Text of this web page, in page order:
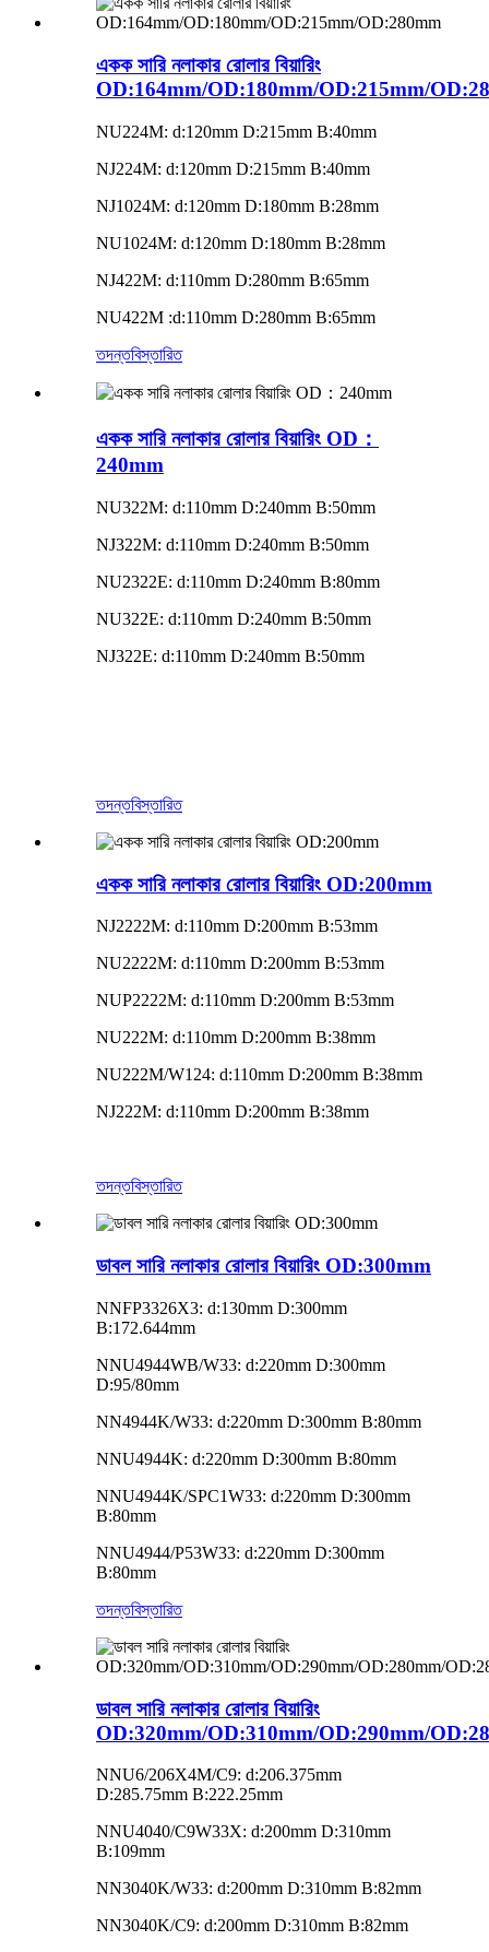
একক সারি নলাকার রোলার বিয়ারিং
OD:164mm/OD:180mm/OD:215mm/
NU224M: d:120mm D:215mm B:40mm
NJ224M: d:120mm D:215mm B:40mm
NJ1024M: d:120mm D:180mm B:28mm
NU1024M: d:120mm D:180mm B:28mm
NJ422M: d:110mm D:280mm B:65mm
NU422M :d:110mm D:280mm B:65mm
তদন্তবিস্তারিত
একক সারি নলাকার রোলার বিয়ারিং OD：
240mm
NU322M: d:110mm D:240mm B:50mm
NJ322M: d:110mm D:240mm B:50mm
NU2322E: d:110mm D:240mm B:80mm
NU322E: d:110mm D:240mm B:50mm
NJ322E: d:110mm D:240mm B:50mm
তদন্তবিস্তারিত
একক সারি নলাকার রোলার বিয়ারিং OD:200mm
NJ2222M: d:110mm D:200mm B:53mm
NU2222M: d:110mm D:200mm B:53mm
NUP2222M: d:110mm D:200mm B:53mm
NU222M: d:110mm D:200mm B:38mm
NU222M/W124: d:110mm D:200mm B:38mm
NJ222M: d:110mm D:200mm B:38mm
তদন্তবিস্তারিত
ডাবল সারি নলাকার রোলার বিয়ারিং OD:300mm
NNFP3326X3: d:130mm D:300mm
B:172.644mm
NNU4944WB/W33: d:220mm D:300mm
D:95/80mm
NN4944K/W33: d:220mm D:300mm B:80mm
NNU4944K: d:220mm D:300mm B:80mm
NNU4944K/SPC1W33: d:220mm D:300mm
B:80mm
NNU4944/P53W33: d:220mm D:300mm
B:80mm
তদন্তবিস্তারিত
ডাবল সারি নলাকার রোলার বিয়ারিং
OD:320mm/OD:310mm/OD:290mm/
NNU6/206X4M/C9: d:206.375mm
D:285.75mm B:222.25mm
NNU4040/C9W33X: d:200mm D:310mm
B:109mm
NN3040K/W33: d:200mm D:310mm B:82mm
NN3040K/C9: d:200mm D:310mm B:82mm